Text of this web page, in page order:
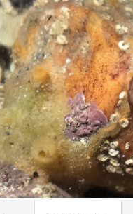
. O CMIA UTILIZA COOKIES
NAVEGAÇÃO E PARA FINS
DESTE WEBSITE E
DA UTILIZAÇÃO DE COOKIES.
DE UTILIZAÇÃO
OBSERVAÇÃO